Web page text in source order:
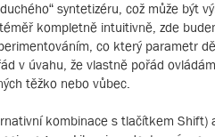
syntetizéru, což může být
kompletně intuitivně, zde
co který parametr
v úvahu, že vlastně pořád
těžko nebo vůbec.
kombinace s tlačítkem